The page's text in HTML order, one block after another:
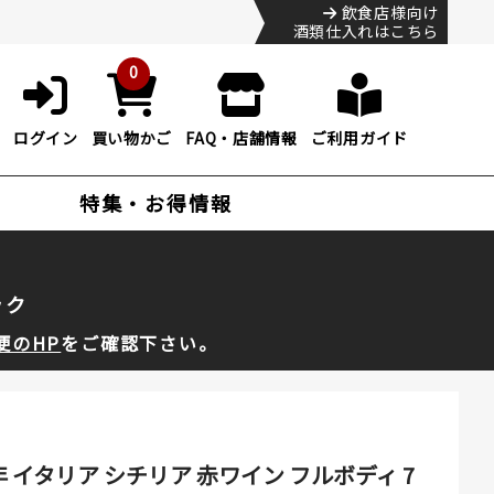
飲食店様向け
酒類仕入れはこちら
ログイン
0
買い物かご FAQ・店舗情報 ご利用ガイド
特集・お得情報
のHPをご確認下さい。
タリア シチリア 赤ワイン フルボディ 7